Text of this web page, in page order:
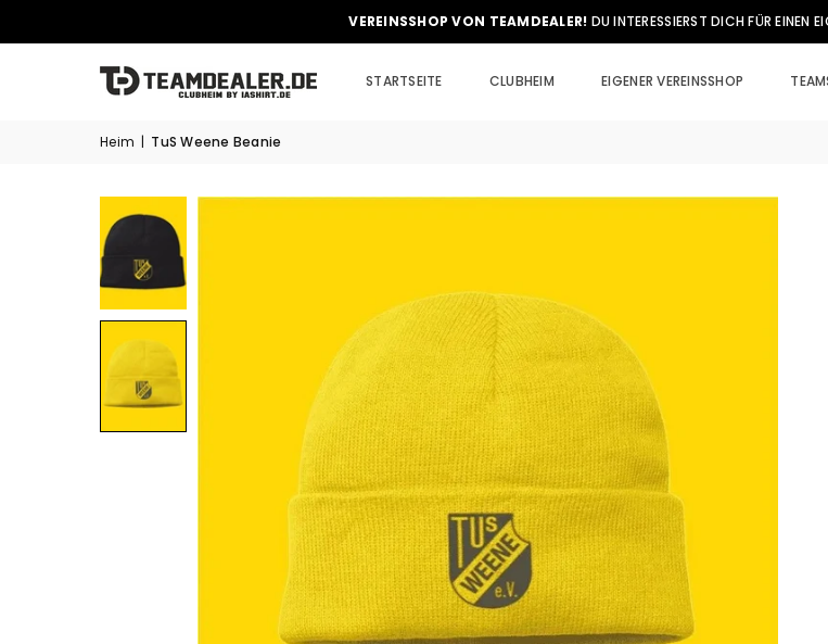
VEREINSSHOP VON TEAMDEALER! DU INTERESSIERST DICH FÜR EINEN
STARTSEITE CLUBHEIM EIGENER VEREINSSHOP
Heim | TuS Weene Beanie